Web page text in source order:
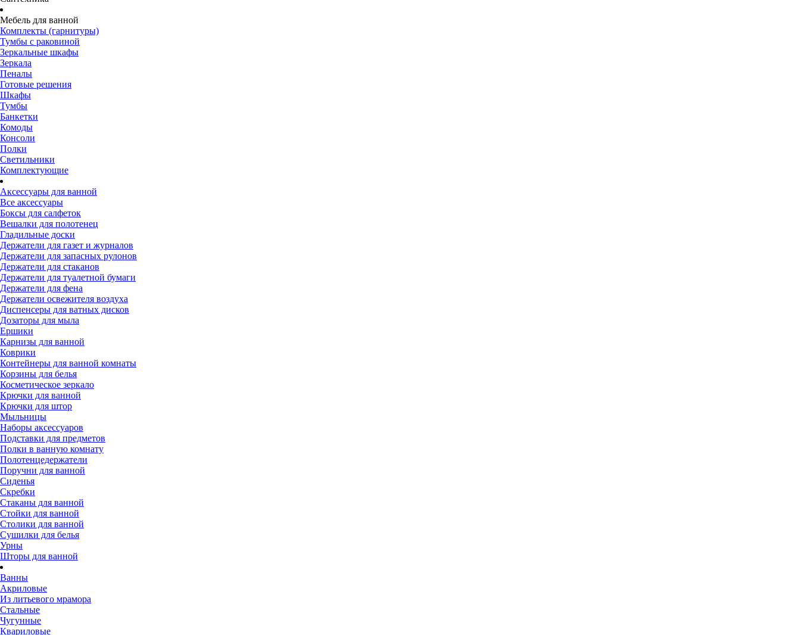
Мебель для ванной
Комплекты (гарнитуры)
Тумбы с раковиной
Зеркальные шкафы
Зеркала
Пеналы
Готовые решения
Шкафы
Тумбы
Банкетки
Комоды
Консоли
Полки
Светильники
Комплектующие
Аксессуары для ванной
Все аксессуары
Боксы для салфеток
Вешалки для полотенец
Гладильные доски
Держатели для газет и журналов
Держатели для запасных рулонов
Держатели для стаканов
Держатели для туалетной бумаги
Держатели для фена
Держатели освежителя воздуха
Диспенсеры для ватных дисков
Дозаторы для мыла
Ершики
Карнизы для ванной
Коврики
Контейнеры для ванной комнаты
Корзины для белья
Косметическое зеркало
Крючки для ванной
Крючки для штор
Мыльницы
Наборы аксессуаров
Подставки для предметов
Полки в ванную комнату
Полотенцедержатели
Поручни для ванной
Сиденья
Скребки
Стаканы для ванной
Стойки для ванной
Столики для ванной
Сушилки для белья
Урны
Шторы для ванной
Ванны
Акриловые
Из литьевого мрамора
Стальные
Чугунные
Квариловые